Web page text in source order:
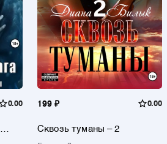
0.00 199 ₽ 0.00
Сквозь туманы – 2